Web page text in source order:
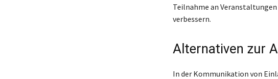
Teilnahme an
verbessern.
Alternativen zur
In der Kommunikation von